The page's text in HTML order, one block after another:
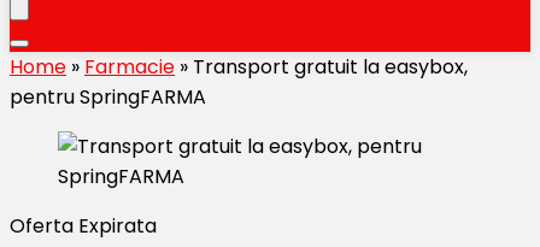
Home » Farmacie » Transport gratuit la easybox,
pentru SpringFARMA
Oferta Expirata